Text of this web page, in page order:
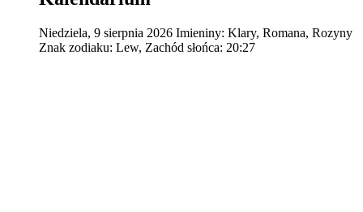
Niedziela, 9 sierpnia 2026 Imieniny: Klary, Romana, Rozyny
Znak zodiaku: Lew, Zachód słońca: 20:27